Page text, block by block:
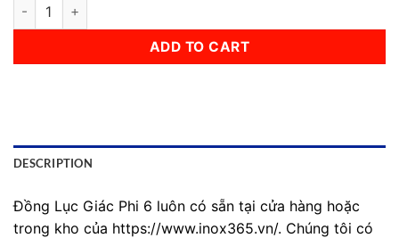
ADD TO CART
DESCRIPTION
Đồng Lục Giác Phi 6 luôn có sẵn tại cửa hàng hoặc
trong kho của https://www.inox365.vn/. Chúng tôi có